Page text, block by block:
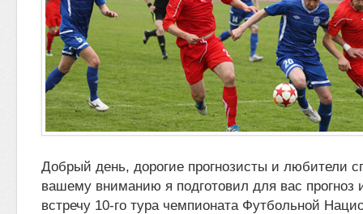
Добрый день, дорогие прогнозисты и любители
вашему вниманию я подготовил для вас прогноз
встречу 10-го тура чемпионата Футбольной